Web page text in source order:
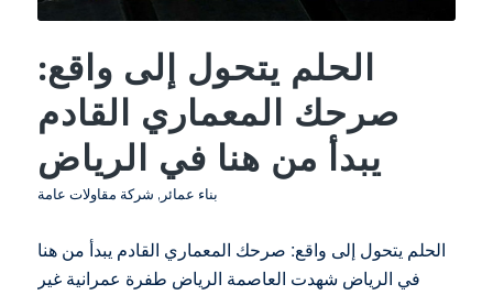
الحلم يتحول إلى واقع:
صرحك المعماري القادم
يبدأ من هنا في الرياض
بناء عمائر , شركة مقاولات عامة
الحلم يتحول إلى واقع: صرحك المعماري القادم يبدأ من هنا
في الرياض شهدت العاصمة الرياض طفرة عمرانية غير